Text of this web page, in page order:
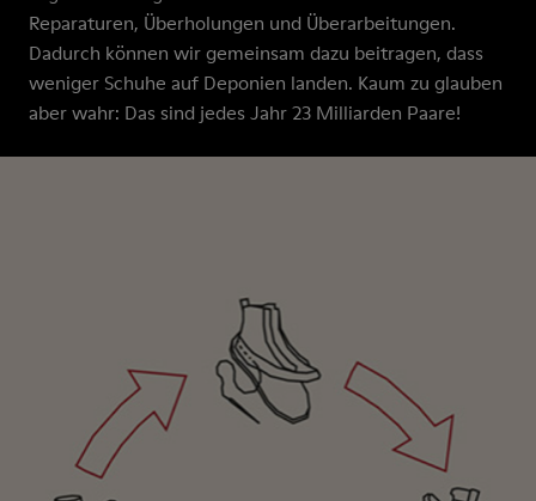
Reparaturen, Überholungen und Überarbeitungen.
Dadurch können wir gemeinsam dazu beitragen, dass
weniger Schuhe auf Deponien landen. Kaum zu glauben
aber wahr: Das sind jedes Jahr 23 Milliarden Paare!